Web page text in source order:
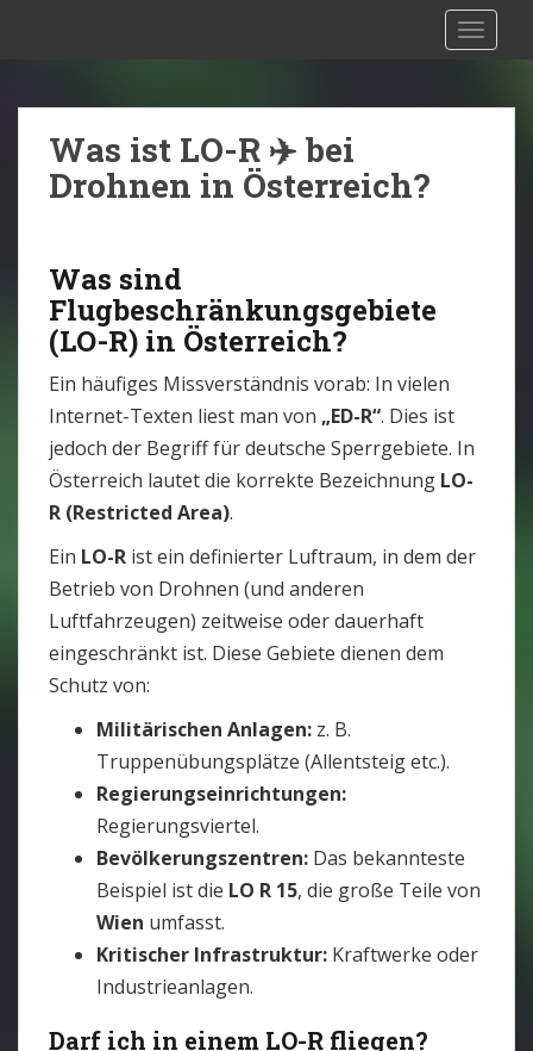
Was ist LO-R ✈️ bei
Drohnen in Österreich?
Was sind
Flugbeschränkungsgebiete
(LO-R) in Österreich?
Ein häufiges Missverständnis vorab: In vielen
Internet-Texten liest man von „ED-R“. Dies ist
jedoch der Begriff für deutsche Sperrgebiete. In
Österreich lautet die korrekte Bezeichnung LO-
R (Restricted Area).
Ein LO-R ist ein definierter Luftraum, in dem der
Betrieb von Drohnen (und anderen
Luftfahrzeugen) zeitweise oder dauerhaft
eingeschränkt ist. Diese Gebiete dienen dem
Schutz von:
Militärischen Anlagen: z. B.
Truppenübungsplätze (Allentsteig etc.).
Regierungseinrichtungen:
Regierungsviertel.
Bevölkerungszentren: Das bekannteste
Beispiel ist die LO R 15, die große Teile von
Wien umfasst.
Kritischer Infrastruktur: Kraftwerke oder
Industrieanlagen.
Darf ich in einem LO-R fliegen?